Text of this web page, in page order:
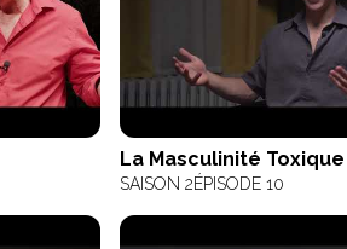
La Masculinité Toxique
SAISON 2ÉPISODE 10